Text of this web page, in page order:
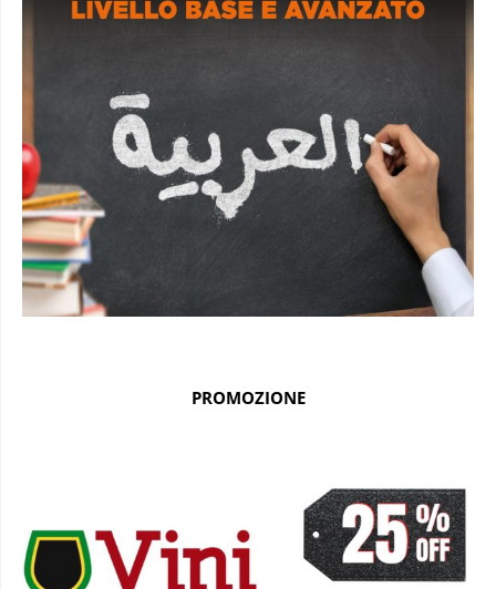
PROMOZIONE